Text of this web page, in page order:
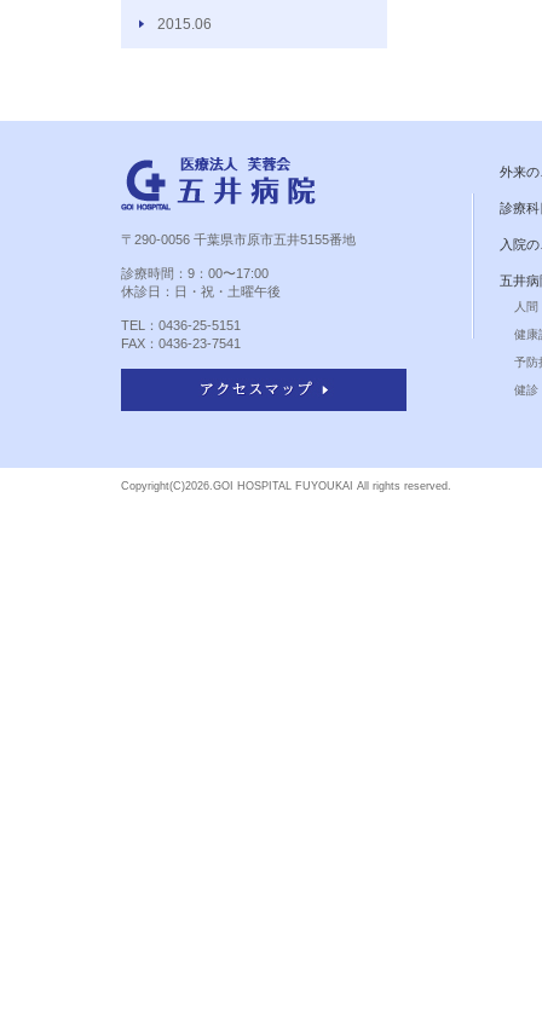
2015.06
〒290-0056 千葉県市原市五井5155番地
診療時間：9：00〜17:00
休診日：日・祝・土曜午後
TEL：0436-25-5151
FAX：0436-23-7541
外来
診療
入院
五井
人
健康
予防
健診
Copyright(C)2026.GOI HOSPITAL FUYOUKAI All rights reserved.